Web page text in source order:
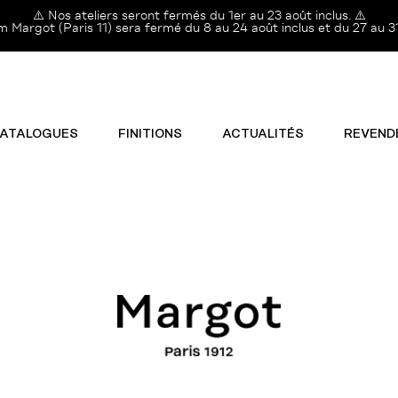
⚠️ Nos ateliers seront fermés du 1er au 23 août inclus. ⚠️
Margot (Paris 11) sera fermé du 8 au 24 août inclus et du 27 au
FINITIONS ACTUALITÉS